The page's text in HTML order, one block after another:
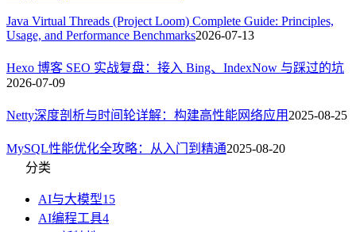
Java Virtual Threads (Project Loom) Complete Guide: Principles,
Usage, and Performance Benchmarks2026-07-13
Hexo 博客 SEO 实战复盘：接入 Bing、IndexNow 与踩过的坑
2026-07-09
Netty深度剖析与时间轮详解：构建高性能网络应用 2025-08-25
MySQL性能优化全攻略：从入门到精通2025-08-20
分类
AI与大模型15
AI编程工具4